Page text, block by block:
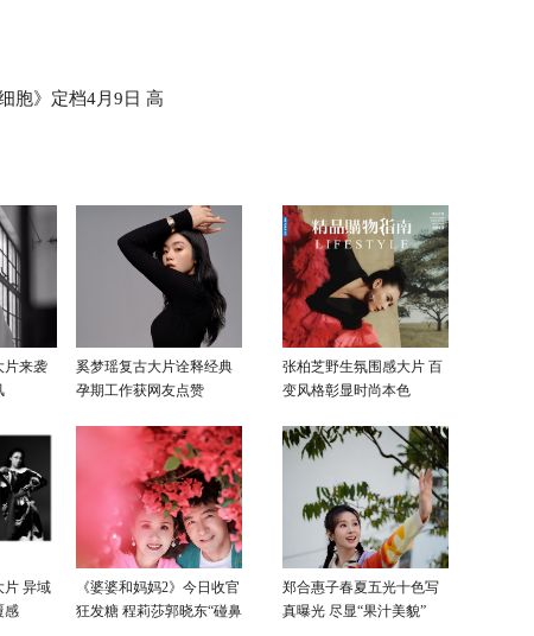
胞》定档4月9日 高
片来袭
奚梦瑶复古大片诠释经典
孕期工作获网友点赞
张柏芝野生氛围感大片 百
变风格彰显时尚本色
片 异域
感
《婆婆和妈妈2》今日收官
狂发糖 程莉莎郭晓东“碰鼻
郑合惠子春夏五光十色写
真曝光 尽显“果汁美貌”